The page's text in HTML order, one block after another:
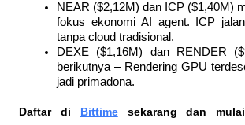
NEAR ($2,12M) dan ICP ($1,40M)
fokus ekonomi AI agent. ICP
tanpa cloud tradisional.
DEXE ($1,16M) dan RENDER
berikutnya – Rendering GPU
jadi primadona.
Daftar di Bittime sekarang dan